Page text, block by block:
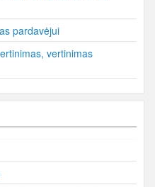
pardavėjui
vertinimas